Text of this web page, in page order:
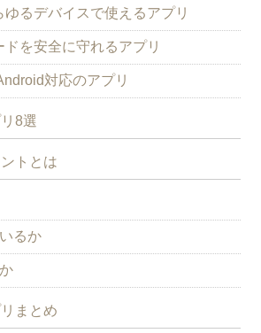
るデバイスで使えるアプリ
を安全に守れるアプリ
対応のアプリ
8選
トとは
るか
まとめ